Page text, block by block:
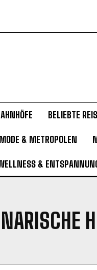
BELIEBTE
MODE & METROPOLEN
&